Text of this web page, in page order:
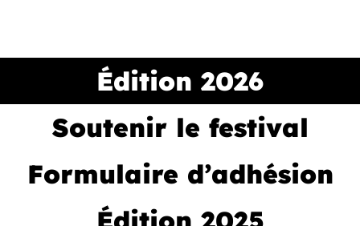
Édition 2026
Soutenir le festival
Formulaire d’adhésion